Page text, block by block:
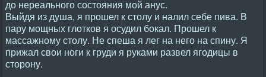
до нереального состояния мой анус.
Выйдя из душа, я прошел к столу и налил себе пива. В
пару мощных глотков я осудил бокал. Прошел к
массажному столу. Не спеша я лег на него на спину. Я
прижал свои ноги к груди я руками развел ягодицы в
сторону.